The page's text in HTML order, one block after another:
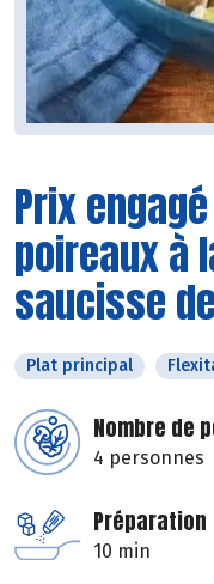
Prix
poireaux à
saucisse
Plat principal
Nombre de
4 personnes
Préparation
10 min